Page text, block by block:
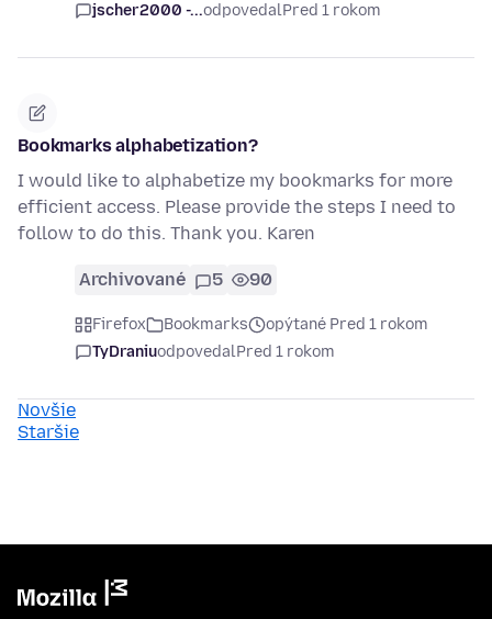
jscher2000 -...odpovedalPred 1 rokom
Bookmarks alphabetization?
I would like to alphabetize my bookmarks for more
efficient access. Please provide the steps I need to
follow to do this. Thank you. Karen
Archivované 5 90
Firefox Bookmarks
opýtané Pred 1 rokom
TyDraniuodpovedalPred 1 rokom
Novšie
Staršie